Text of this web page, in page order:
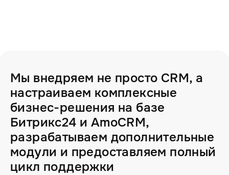
Мы внедряем не просто CRM, а
настраиваем комплексные
бизнес-решения на базе
Битрикс24 и AmoCRM,
разрабатываем дополнительные
модули и предоставляем полный
цикл поддержки